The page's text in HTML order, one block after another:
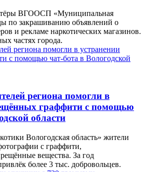
ВГООСП «Муниципальная
по закрашиванию объявлений о
и рекламе наркотических магазинов.
частях города.
региона помогли в
граффити с помощью
области
Вологодская область» жители
с граффити,
вещества. За год
более 3 тыс. добровольцев.